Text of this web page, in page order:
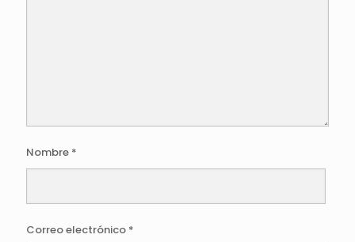
Nombre *
Correo electrónico *